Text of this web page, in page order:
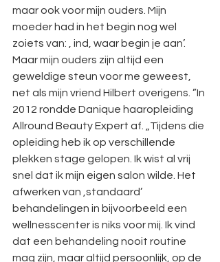
maar ook voor mijn ouders. Mijn
moeder had in het begin nog wel
zoiets van: ‚ ind, waar begin je aan’.
Maar mijn ouders zijn altijd een
geweldige steun voor me geweest,
net als mijn vriend Hilbert overigens. ”In
2012 rondde Danique haaropleiding
Allround Beauty Expert af. „Tijdens die
opleiding heb ik op verschillende
plekken stage gelopen. Ik wist al vrij
snel dat ik mijn eigen salon wilde. Het
afwerken van ‚standaard’
behandelingen in bijvoorbeeld een
wellnesscenter is niks voor mij. Ik vind
dat een behandeling nooit routine
mag zijn, maar altijd persoonlijk, op de